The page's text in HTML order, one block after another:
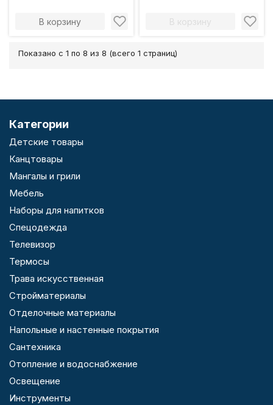
В корзину В корзину
Показано с 1 по 8 из 8 (всего 1 страниц)
Категории
Детские товары
Канцтовары
Мангалы и грили
Мебель
Наборы для напитков
Спецодежда
Телевизор
Термосы
Трава искусственная
Стройматериалы
Отделочные материалы
Напольные и настенные покрытия
Сантехника
Отопление и водоснабжение
Освещение
Инструменты